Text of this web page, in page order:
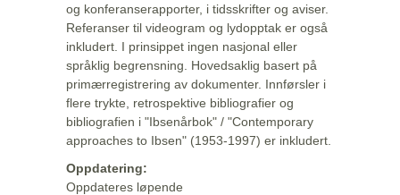
og konferanserapporter, i tidsskrifter og aviser.
Referanser til videogram og lydopptak er også
inkludert. I prinsippet ingen nasjonal eller
språklig begrensning. Hovedsaklig basert på
primærregistrering av dokumenter. Innførsler i
flere trykte, retrospektive bibliografier og
bibliografien i "Ibsenårbok" / "Contemporary
approaches to Ibsen" (1953-1997) er inkludert.
Oppdatering:
Oppdateres løpende